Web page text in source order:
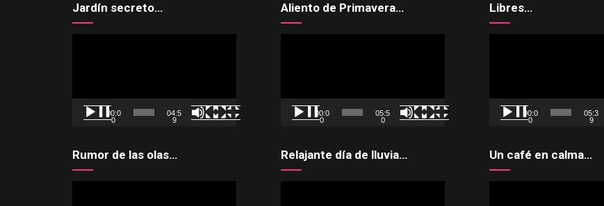
Jardín secreto…
00:0
0
04:5
9
Aliento de Primavera…
00:0
0
05:5
0
Libres…
00:0
0
05:3
9
Rumor de las olas… Relajante día de lluvia… Un café en calma…